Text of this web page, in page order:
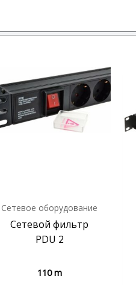
Сетевое оборудование
Сетевой фильтр
PDU 2
110m